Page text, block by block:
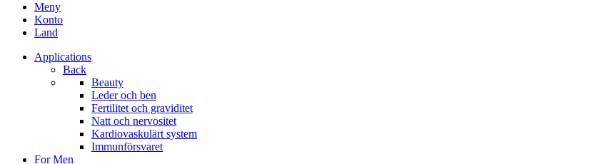
Meny
Konto
Land
Applications
Back
Beauty
Leder och ben
Fertilitet och graviditet
Natt och nervositet
Kardiovaskulärt system
Immunförsvaret
For Men